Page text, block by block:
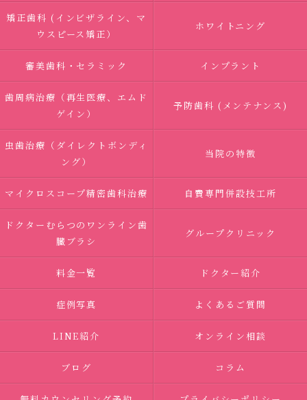
矯正歯科 (インビザライン、マ
ウスピース矯正）
ホワイトニング
審美歯科・セラミック インプラント
歯周病治療（再生医療、エムド
ゲイン）
予防歯科 (メンテナンス)
虫歯治療（ダイレクトボンディ
ング）
当院の特徴
マイクロスコープ精密歯科治療 自費専門併設技工所
ドクターむらつのワンライン歯
臓ブラシ
グループクリニック
料金一覧 ドクター紹介
症例写真 よくあるご質問
LINE紹介 オンライン相談
ブログ コラム